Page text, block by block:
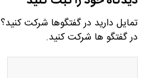
تمایل دارید در گفتگوها شرکت کنید؟
در گفتگو ها شرکت کنید.